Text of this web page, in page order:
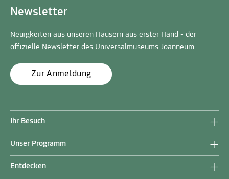
Newsletter
Neuigkeiten aus unseren Häusern aus erster Hand - der
offizielle Newsletter des Universalmuseums Joanneum:
Zur Anmeldung
Ihr Besuch
Unser Programm
Entdecken